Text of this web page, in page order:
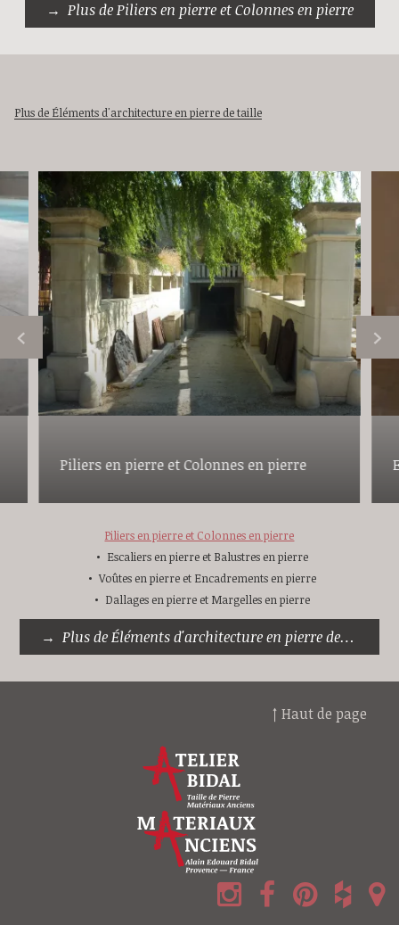
Plus de Piliers en pierre et Colonnes en pierre
Plus de Éléments d'architecture en pierre de taille
Piliers en pierre et Colonnes en pierre
Piliers en pierre et Colonnes en pierre
Escaliers en pierre et Balustres en pierre
Voûtes en pierre et Encadrements en pierre
Dallages en pierre et Margelles en pierre
Plus de Éléments d'architecture en pierre de taille
↑ Haut de page